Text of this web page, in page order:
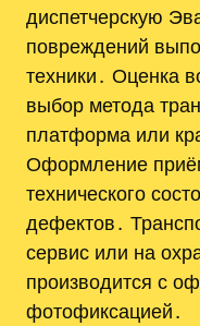
диспетчерскую
повреждений
техники․ Оценка
выбор метода
платформа или
Оформление
технического
дефектов․
сервис или на
производится с
фотофиксацией․